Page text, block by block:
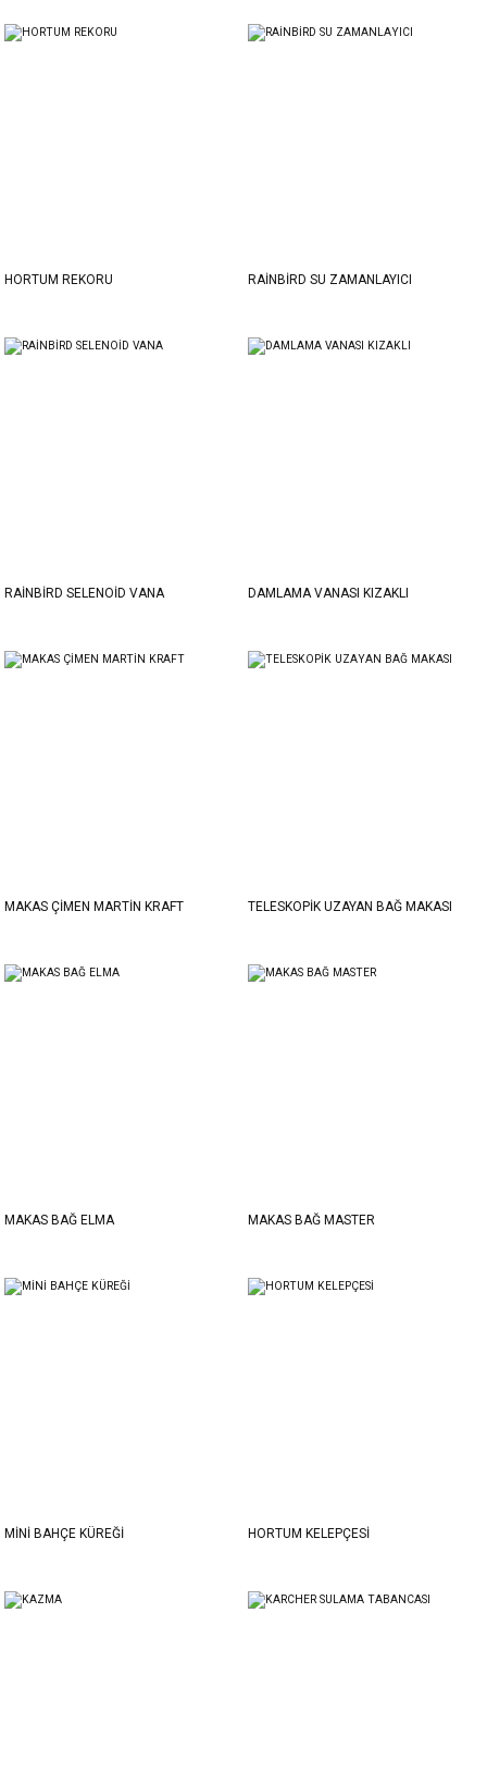
HORTUM REKORU RAİNBİRD SU ZAMANLAYICI
RAİNBİRD SELENOİD VANA DAMLAMA VANASI KIZAKLI
MAKAS ÇİMEN MARTİN KRAFT TELESKOPİK UZAYAN BAĞ MAKASI
MAKAS BAĞ ELMA MAKAS BAĞ MASTER
MİNİ BAHÇE KÜREĞİ HORTUM KELEPÇESİ